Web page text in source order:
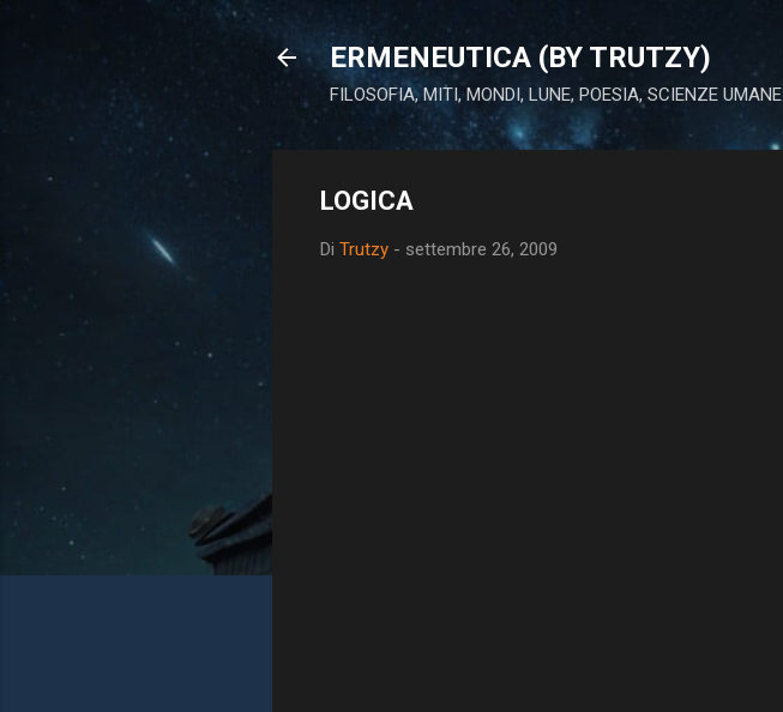
ERMENEUTICA (BY TRUTZY)
FILOSOFIA, MITI, MONDI, LUNE, POESIA, SCIENZE UMANE
LOGICA
Di Trutzy - settembre 26, 2009